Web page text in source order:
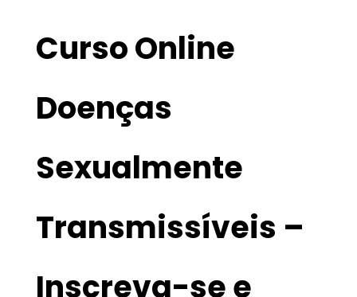
Curso Online
Doenças
Sexualmente
Transmissíveis –
Inscreva-se e